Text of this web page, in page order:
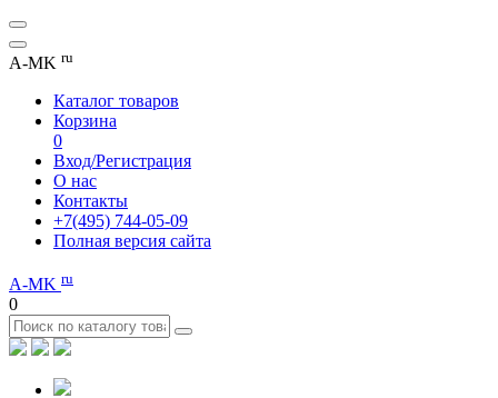
A-MK ru
Каталог товаров
Корзина
0
Вход/Регистрация
О нас
Контакты
+7(495) 744-05-09
Полная версия сайта
A-MK ru
0